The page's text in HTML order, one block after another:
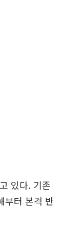
있다. 기존
부터 본격 반